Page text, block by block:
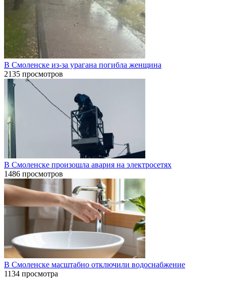
В Смоленске из-за урагана погибла женщина
2135 просмотров
В Смоленске произошла авария на электросетях
1486 просмотров
В Смоленске масштабно отключили водоснабжение
1134 просмотра